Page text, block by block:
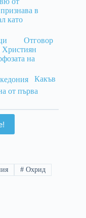
Отговор
Християн
на
Какъв
от първа
# Охрид